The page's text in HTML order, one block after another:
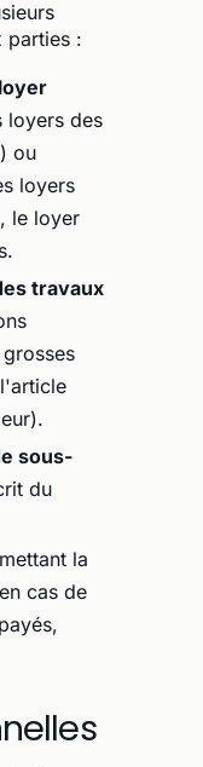
parties :
loyers des
ou
loyers
le loyer
travaux
sous-
du
la
cas de